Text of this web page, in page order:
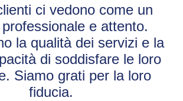
ci vedono come un
e attento.
la qualità dei servizi e la
di soddisfare le loro
Siamo grati per la loro
fiducia.